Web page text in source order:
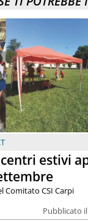
centri estivi
Pubblicato
Comitato CSI Carpi